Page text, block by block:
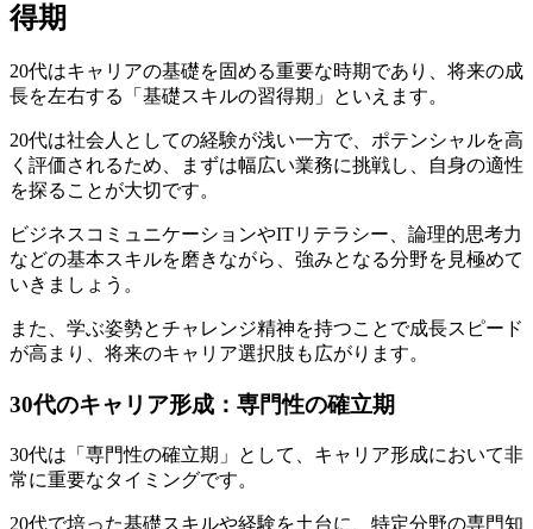
得期
20代はキャリアの基礎を固める重要な時期であり、将来の成
長を左右する「基礎スキルの習得期」といえます。
20代は社会人としての経験が浅い一方で、ポテンシャルを高
く評価されるため、まずは幅広い業務に挑戦し、自身の適性
を探ることが大切です。
ビジネスコミュニケーションやITリテラシー、論理的思考力
などの基本スキルを磨きながら、強みとなる分野を見極めて
いきましょう。
また、学ぶ姿勢とチャレンジ精神を持つことで成長スピード
が高まり、将来のキャリア選択肢も広がります。
30代のキャリア形成：専門性の確立期
30代は「専門性の確立期」として、キャリア形成において非
常に重要なタイミングです。
20代で培った基礎スキルや経験を土台に、特定分野の専門知